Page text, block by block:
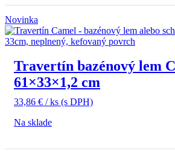
Novinka
Travertín bazénový lem
61×33×1,2 cm
33,86 € / ks (s DPH)
Na sklade